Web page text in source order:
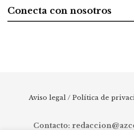
Conecta con nosotros
Aviso legal / Política de
Contacto: